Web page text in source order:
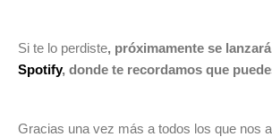
Si te lo perdiste, próximamente se
Spotify, donde te recordamos que
Gracias una vez más a todos los que nos